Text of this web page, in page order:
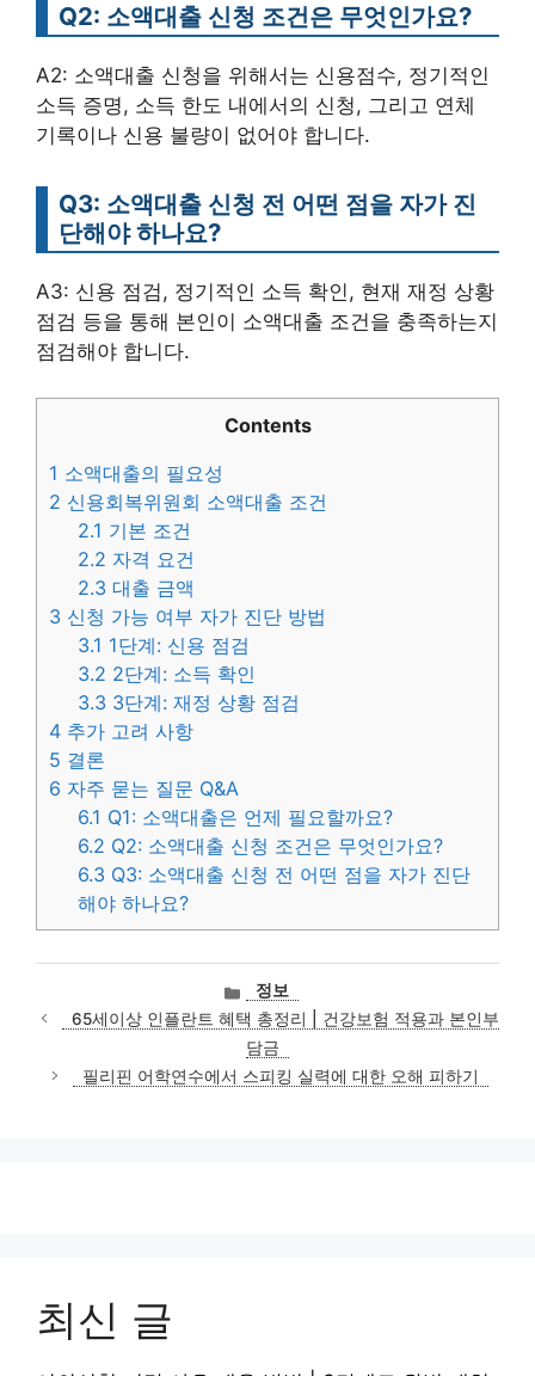
Q2: 소액대출 신청 조건은 무엇인가요?
A2: 소액대출 신청을 위해서는 신용점수, 정기적인
소득 증명, 소득 한도 내에서의 신청, 그리고 연체
기록이나 신용 불량이 없어야 합니다.
Q3: 소액대출 신청 전 어떤 점을 자가 진
단해야 하나요?
A3: 신용 점검, 정기적인 소득 확인, 현재 재정 상황
점검 등을 통해 본인이 소액대출 조건을 충족하는지
점검해야 합니다.
Contents
1 소액대출의 필요성
2 신용회복위원회 소액대출 조건
2.1 기본 조건
2.2 자격 요건
2.3 대출 금액
3 신청 가능 여부 자가 진단 방법
3.1 1단계: 신용 점검
3.2 2단계: 소득 확인
3.3 3단계: 재정 상황 점검
4 추가 고려 사항
5 결론
6 자주 묻는 질문 Q&A
6.1 Q1: 소액대출은 언제 필요할까요?
6.2 Q2: 소액대출 신청 조건은 무엇인가요?
6.3 Q3: 소액대출 신청 전 어떤 점을 자가 진단
해야 하나요?
카
테
고
리
정보
65세이상 인플란트 혜택 총정리 | 건강보험 적용과 본인부
담금
필리핀 어학연수에서 스피킹 실력에 대한 오해 피하기
최신 글